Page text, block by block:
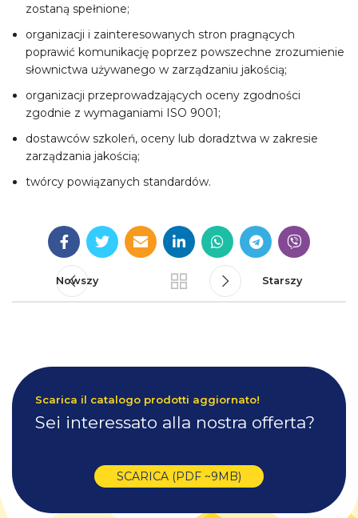
zostaną spełnione;
organizacji i zainteresowanych stron pragnących
poprawić komunikację poprzez powszechne zrozumienie
słownictwa używanego w zarządzaniu jakością;
organizacji przeprowadzających oceny zgodności
zgodnie z wymaganiami ISO 9001;
dostawców szkoleń, oceny lub doradztwa w zakresie
zarządzania jakością;
twórcy powiązanych standardów.
Nowszy Starszy
Scarica il catalogo prodotti aggiornato!
Sei interessato alla nostra offerta?
SCARICA (PDF ~9MB)